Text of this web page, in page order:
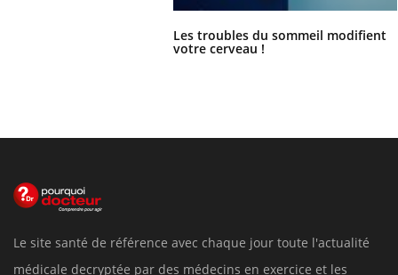
Les troubles du sommeil modifient
votre cerveau !
Le site santé de référence avec chaque jour toute l'actualité
médicale decryptée par des médecins en exercice et les